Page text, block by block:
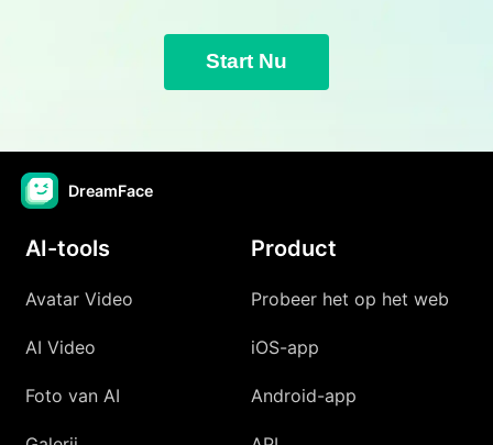
Start Nu
DreamFace
AI-tools
Avatar Video
AI Video
Foto van AI
Product
Probeer het op het web
iOS-app
Android-app